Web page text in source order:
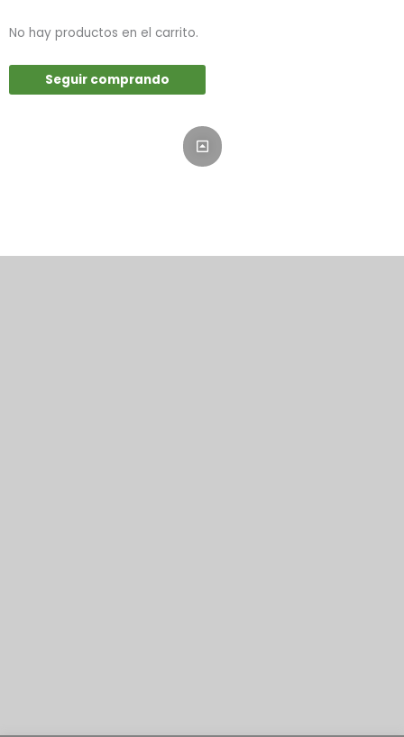
No hay productos en el carrito.
Seguir comprando